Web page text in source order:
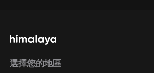
選擇您的地區